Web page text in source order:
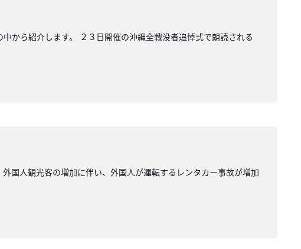
から紹介します。 ２３日開催の沖縄全戦没者追悼式で朗読される
国人観光客の増加に伴い、外国人が運転するレンタカー事故が増加